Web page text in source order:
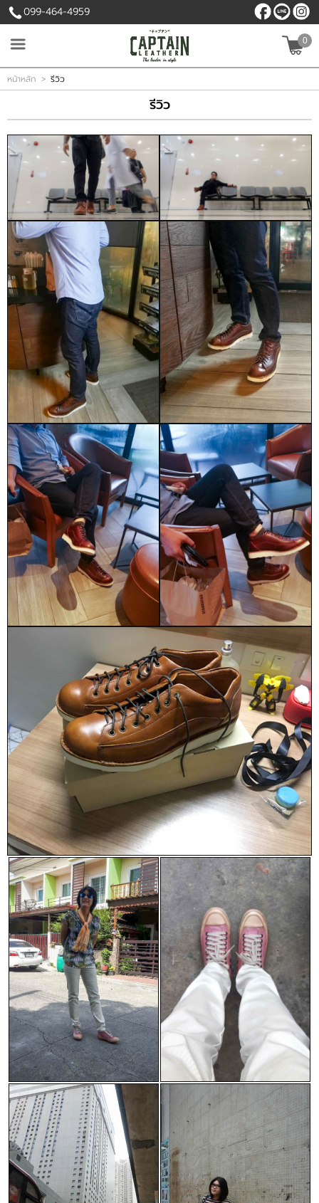
เข้าสู่ระบบ สมัครสมาชิก
( 0 )
หน้าหลัก
สินค้า
เนื้อหา
บัญชีผู้ใช้
ติดต่อเรา
ข่าวสาร
แจ้งชำระเงิน
099-464-4959
0
หน้าหลัก > รีวิว
รีวิว